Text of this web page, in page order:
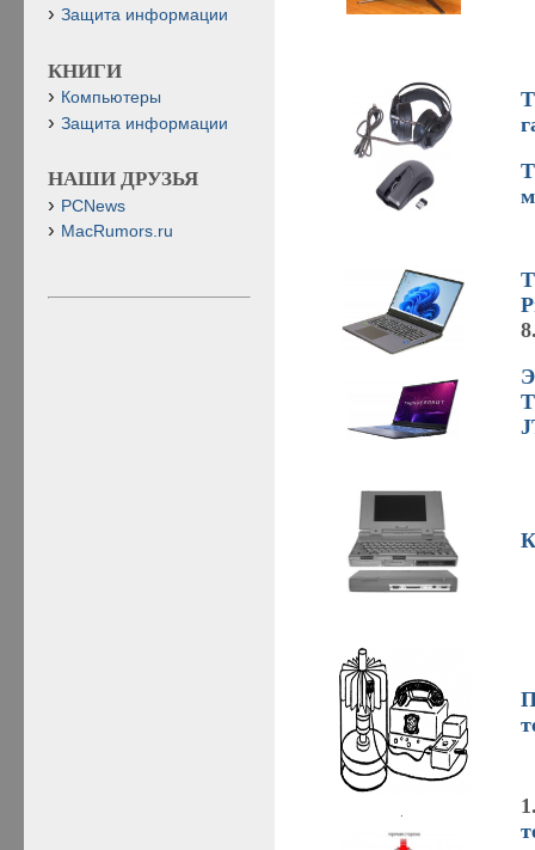
Защита информации
КНИГИ
Компьютеры
Защита информации
НАШИ ДРУЗЬЯ
PCNews
MacRumors.ru